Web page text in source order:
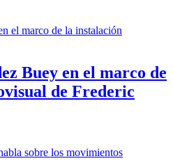
Buey en el marco de
de Frederic